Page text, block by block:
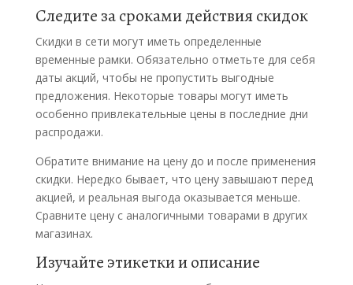
Следите за сроками действия скидок
Скидки в сети могут иметь определенные
временные рамки. Обязательно отметьте для себя
даты акций, чтобы не пропустить выгодные
предложения. Некоторые товары могут иметь
особенно привлекательные цены в последние дни
распродажи.
Обратите внимание на цену до и после применения
скидки. Нередко бывает, что цену завышают перед
акцией, и реальная выгода оказывается меньше.
Сравните цену с аналогичными товарами в других
магазинах.
Изучайте этикетки и описание